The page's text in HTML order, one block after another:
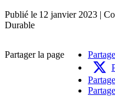
Publié le 12 janvier 2023 |
Durable
Partager la page